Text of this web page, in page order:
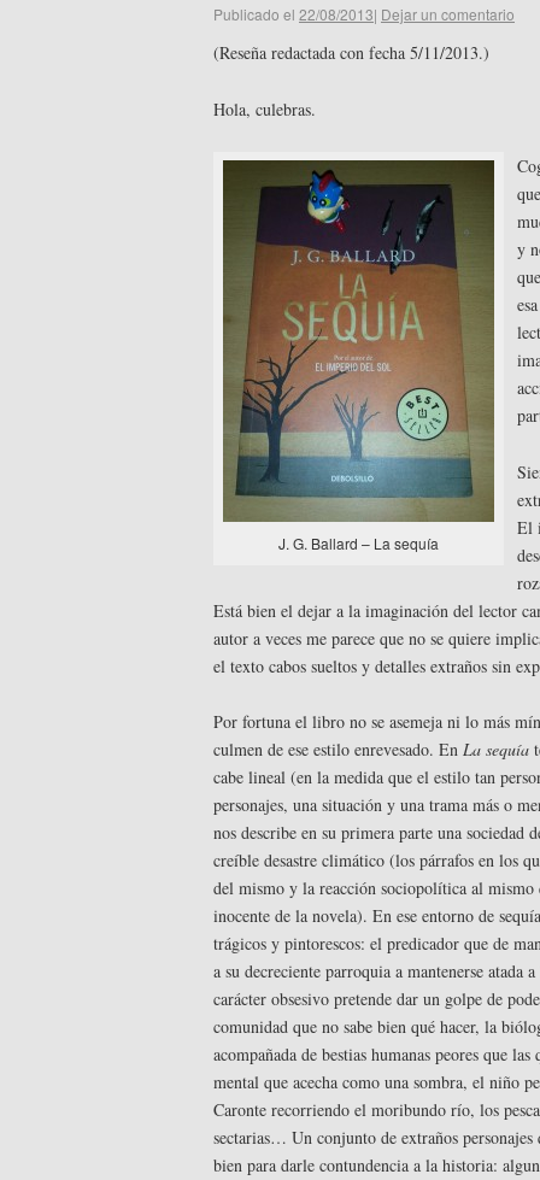
Publicado el 22/08/2013| Dejar un comentario
(Reseña redactada con fecha 5/11/2013.)
Hola, culebras.
J. G. Ballard – La sequía
y
El
Está bien el dejar a la imaginación del lector
autor a veces me parece que no se quiere
el texto cabos sueltos y detalles extraños sin
Por fortuna el libro no se asemeja ni lo más
culmen de ese estilo enrevesado. En La sequía
cabe lineal (en la medida que el estilo tan
personajes, una situación y una trama más o
nos describe en su primera parte una sociedad
creíble desastre climático (los párrafos en los
del mismo y la reacción sociopolítica al
inocente de la novela). En ese entorno de
trágicos y pintorescos: el predicador que de
a su decreciente parroquia a mantenerse
carácter obsesivo pretende dar un golpe de
comunidad que no sabe bien qué hacer, la
acompañada de bestias humanas peores que
mental que acecha como una sombra, el niño
Caronte recorriendo el moribundo río, los
sectarias… Un conjunto de extraños personajes
bien para darle contundencia a la historia: